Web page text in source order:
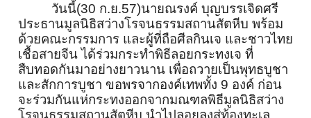
วันนี้(30 ก.ย.57)นายณรงค์ บุญบรรเจิดศรี
ประธานมูลนิธิสว่างโรจนธรรมสถานสัตหีบ พร้อม
ด้วยคณะกรรมการ และผู้ที่ถือศีลกินเจ และชาวไทย
เชื้อสายจีน ได้ร่วมกระทำพิธีลอยกระทงเจ ที่
สืบทอดกันมาอย่างยาวนาน เพื่อถวายเป็นพุทธบูชา
และสักการบูชา ขอพรจากองค์เทพทั้ง 9 องค์ ก่อน
จะร่วมกันแห่กระทงออกจากมณฑลพิธีมูลนิธิสว่าง
โรจนธรรมสถานสัตหีบ นำไปลอยลงสู่ท้องทะเล